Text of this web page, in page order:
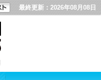
最終更新：2026年08月08日